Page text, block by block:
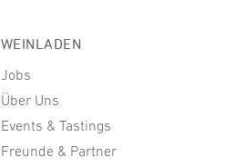
WEINLADEN
Jobs
Über Uns
Events & Tastings
Freunde & Partner